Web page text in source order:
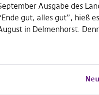
Ausgabe des
gut, alles gut”, hieß
in Delmenhorst.